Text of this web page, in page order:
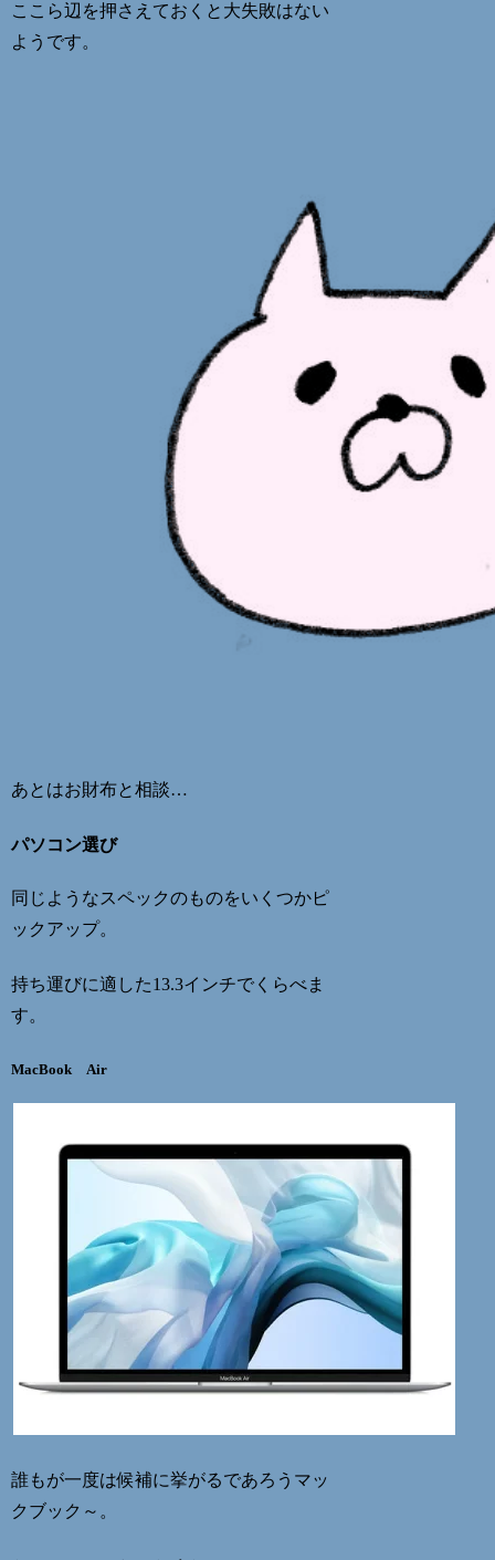
ここら辺を押さえておくと大失敗はない
ようです。
あとはお財布と相談…
パソコン選び
同じようなスペックのものをいくつかピ
ックアップ。
持ち運びに適した13.3インチでくらべま
す。
MacBook Air
誰もが一度は候補に挙がるであろうマッ
クブック～。